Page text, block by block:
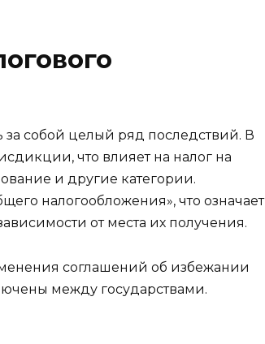
за собой целый ряд последствий. В
что влияет на налог на
и другие категории.
налогообложения», что означает
от места их получения.
соглашений об избежании
между государствами.